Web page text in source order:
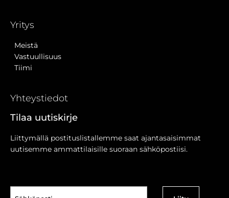
Yritys
Meistä
Vastuullisuus
Tiimi
Yhteystiedot
Tilaa uutiskirje
Liittymällä postituslistallemme saat ajantasaisimmat
uutisemme ammattilaisille suoraan sähköpostiisi.